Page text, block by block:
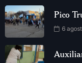
Pico
6